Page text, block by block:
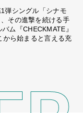
弾シングル「シナモ
その進撃を続ける手
ム『CHECKMATE』
から始まると言える充